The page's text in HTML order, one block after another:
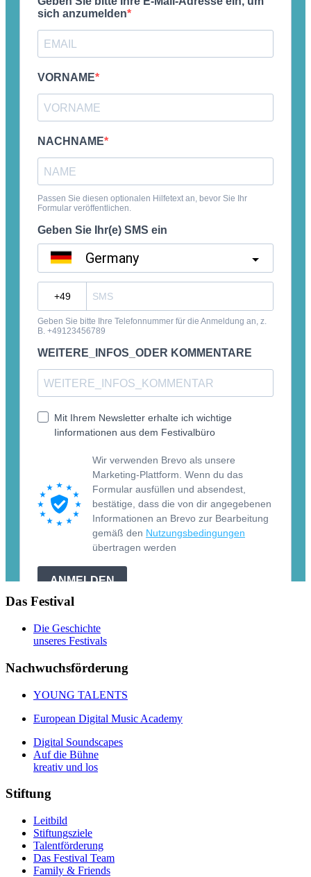
Das Festival
Die Geschichte
unseres Festivals
Nachwuchsförderung
YOUNG TALENTS
European Digital Music Academy
Digital Soundscapes
Auf die Bühne
kreativ und los
Stiftung
Leitbild
Stiftungsziele
Talentförderung
Das Festival Team
Family & Friends